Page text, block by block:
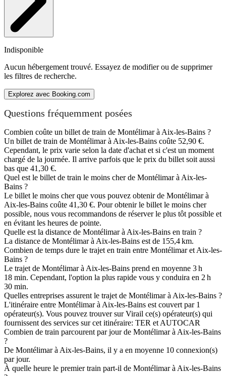
Indisponible
Aucun hébergement trouvé. Essayez de modifier ou de supprimer
les filtres de recherche.
Explorez avec Booking.com
Questions fréquemment posées
Combien coûte un billet de train de Montélimar à Aix-les-Bains ?
Un billet de train de Montélimar à Aix-les-Bains coûte 52,90 €.
Cependant, le prix varie selon la date d'achat et si c'est un moment
chargé de la journée. Il arrive parfois que le prix du billet soit aussi
bas que 41,30 €.
Quel est le billet de train le moins cher de Montélimar à Aix-les-
Bains ?
Le billet le moins cher que vous pouvez obtenir de Montélimar à
Aix-les-Bains coûte 41,30 €. Pour obtenir le billet le moins cher
possible, nous vous recommandons de réserver le plus tôt possible et
en évitant les heures de pointe.
Quelle est la distance de Montélimar à Aix-les-Bains en train ?
La distance de Montélimar à Aix-les-Bains est de 155,4 km.
Combien de temps dure le trajet en train entre Montélimar et Aix-les-
Bains ?
Le trajet de Montélimar à Aix-les-Bains prend en moyenne 3 h
18 min. Cependant, l'option la plus rapide vous y conduira en 2 h
30 min.
Quelles entreprises assurent le trajet de Montélimar à Aix-les-Bains ?
L'itinéraire entre Montélimar à Aix-les-Bains est couvert par 1
opérateur(s). Vous pouvez trouver sur Virail ce(s) opérateur(s) qui
fournissent des services sur cet itinéraire: TER et AUTOCAR
Combien de train parcourent par jour de Montélimar à Aix-les-Bains
?
De Montélimar à Aix-les-Bains, il y a en moyenne 10 connexion(s)
par jour.
À quelle heure le premier train part-il de Montélimar à Aix-les-Bains